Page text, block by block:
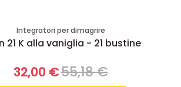
Integratori per dimagrire
21 K alla vaniglia - 21 bustine
32,00 €55,18 €